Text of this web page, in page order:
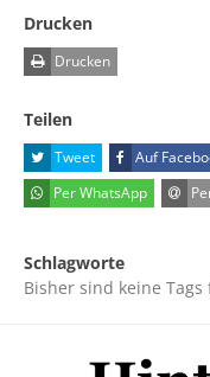
Drucken
Drucken
Teilen
Tweet Auf
Per WhatsApp
Schlagworte
Bisher sind keine